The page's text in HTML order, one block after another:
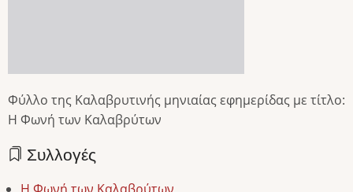
Φύλλο της Καλαβρυτινής μηνιαίας εφημερίδας με τίτλο:
Η Φωνή των Καλαβρύτων
Συλλογές
Η Φωνή των Καλαβρύτων